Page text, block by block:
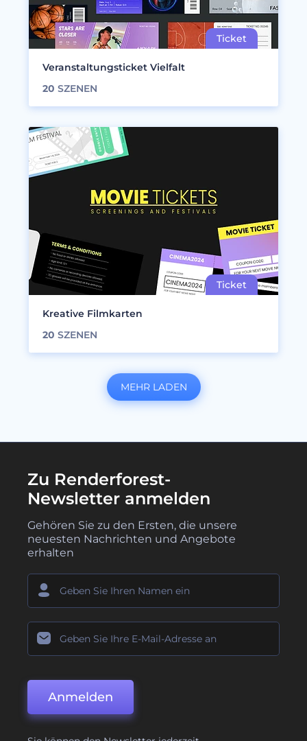
Veranstaltungsticket Vielfalt
20 SZENEN
Kreative Filmkarten
20 SZENEN
MEHR LADEN
Zu Renderforest-
Newsletter anmelden
Gehören Sie zu den Ersten, die unsere
neuesten Nachrichten und Angebote
erhalten
Anmelden